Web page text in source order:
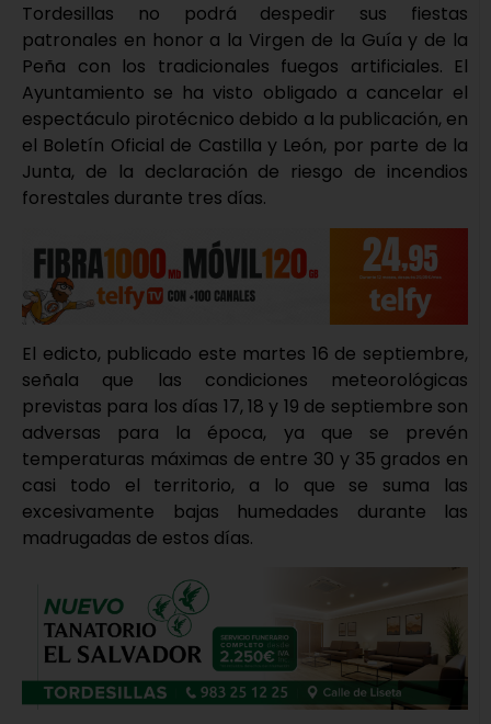
Tordesillas no podrá despedir sus fiestas
patronales en honor a la Virgen de la Guía y de la
Peña con los tradicionales fuegos artificiales. El
Ayuntamiento se ha visto obligado a cancelar el
espectáculo pirotécnico debido a la publicación, en
el Boletín Oficial de Castilla y León, por parte de la
Junta, de la declaración de riesgo de incendios
forestales durante tres días.
El edicto, publicado este martes 16 de septiembre,
señala que las condiciones meteorológicas
previstas para los días 17, 18 y 19 de septiembre son
adversas para la época, ya que se prevén
temperaturas máximas de entre 30 y 35 grados en
casi todo el territorio, a lo que se suma las
excesivamente bajas humedades durante las
madrugadas de estos días.